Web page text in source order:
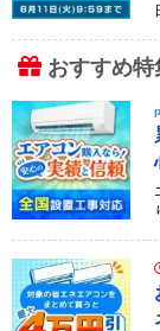
おすすめ特